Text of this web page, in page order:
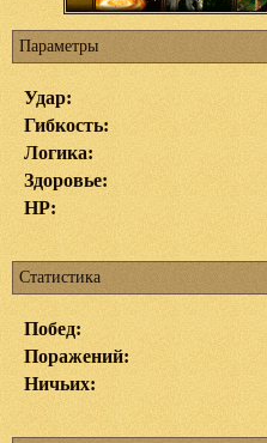
Параметры
Удар:
Гибкость:
Логика:
Здоровье:
HP:
Статистика
Побед:
Поражений:
Ничьих: